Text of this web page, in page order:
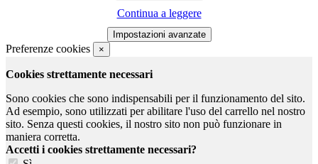
Continua a leggere
Preferenze cookies ×
Cookies strettamente necessari
Sono cookies che sono indispensabili per il funzionamento del sito.
Ad esempio, sono utilizzati per abilitare l'uso del carrello nel nostro
sito. Senza questi cookies, il nostro sito non può funzionare in
maniera corretta.
Accetti i cookies strettamente necessari?